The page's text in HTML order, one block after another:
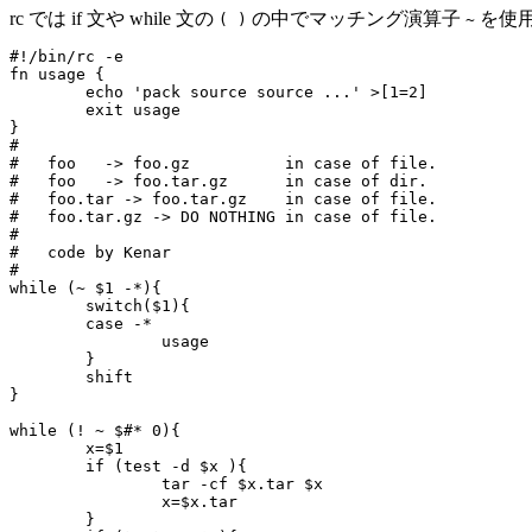
rc では if 文や while 文の ( ) の中でマッチング演算子 ~ を使
#!/bin/rc -e
fn usage {
}
#
#   foo   -> foo.gz          in case of file.
#   foo   -> foo.tar.gz      in case of dir.
#   foo.tar -> foo.tar.gz    in case of file.
#   foo.tar.gz -> DO NOTHING in case of file.
#
#   code by Kenar
#
while (~ $1 -*){
}
while (! ~ $#* 0){